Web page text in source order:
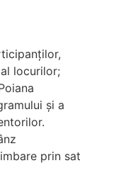
locurilor;
și a
prin sat